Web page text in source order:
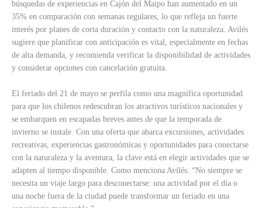
búsquedas de experiencias en Cajón del Maipo han aumentado en un
35% en comparación con semanas regulares, lo que refleja un fuerte
interés por planes de corta duración y contacto con la naturaleza. Avilés
sugiere que planificar con anticipación es vital, especialmente en fechas
de alta demanda, y recomienda verificar la disponibilidad de actividades
y considerar opciones con cancelación gratuita.
El feriado del 21 de mayo se perfila como una magnífica oportunidad
para que los chilenos redescubran los atractivos turísticos nacionales y
se embarquen en escapadas breves antes de que la temporada de
invierno se instale. Con una oferta que abarca excursiones, actividades
recreativas, experiencias gastronómicas y oportunidades para conectarse
con la naturaleza y la aventura, la clave está en elegir actividades que se
adapten al tiempo disponible. Como menciona Avilés: “No siempre se
necesita un viaje largo para desconectarse: una actividad por el día o
una noche fuera de la ciudad puede transformar un feriado en una